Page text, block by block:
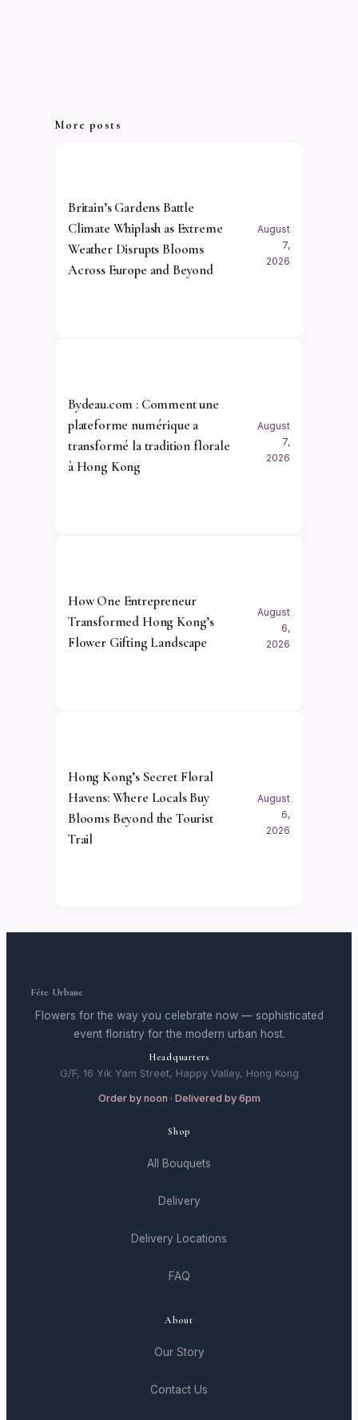
More posts
Britain’s Gardens Battle
Climate Whiplash as Extreme
Weather Disrupts Blooms
Across Europe and Beyond
August
7,
2026
Bydeau.com : Comment une
plateforme numérique a
transformé la tradition florale
à Hong Kong
August
7,
2026
How One Entrepreneur
Transformed Hong Kong’s
Flower Gifting Landscape
August
6,
2026
Hong Kong’s Secret Floral
Havens: Where Locals Buy
Blooms Beyond the Tourist
Trail
August
6,
2026
Fête Urbane
Flowers for the way you celebrate now — sophisticated
event floristry for the modern urban host.
Headquarters
G/F, 16 Yik Yam Street, Happy Valley, Hong Kong
Order by noon · Delivered by 6pm
Shop
All Bouquets
Delivery
Delivery Locations
FAQ
About
Our Story
Contact Us